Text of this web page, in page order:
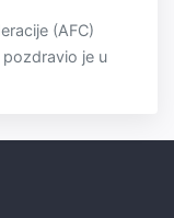
(AFC)
pozdravio je u